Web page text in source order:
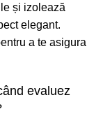
și izolează
elegant.
a te asigura
evaluez